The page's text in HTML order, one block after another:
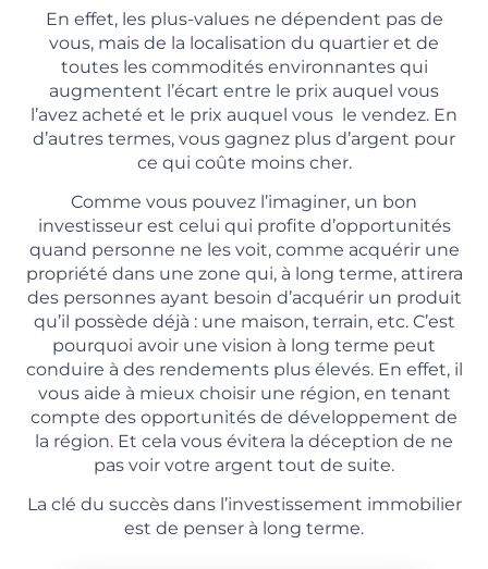
En effet, les plus-values ​​ne dépendent pas de
vous, mais de la localisation du quartier et de
toutes les commodités environnantes qui
augmentent l’écart entre le prix auquel vous
l’avez acheté et le prix auquel vous le vendez. En
d’autres termes, vous gagnez plus d’argent pour
ce qui coûte moins cher.
Comme vous pouvez l’imaginer, un bon
investisseur est celui qui profite d’opportunités
quand personne ne les voit, comme acquérir une
propriété dans une zone qui, à long terme, attirera
des personnes ayant besoin d’acquérir un produit
qu’il possède déjà : une maison, terrain, etc. C’est
pourquoi avoir une vision à long terme peut
conduire à des rendements plus élevés. En effet, il
vous aide à mieux choisir une région, en tenant
compte des opportunités de développement de
la région. Et cela vous évitera la déception de ne
pas voir votre argent tout de suite.
La clé du succès dans l’investissement immobilier
est de penser à long terme.